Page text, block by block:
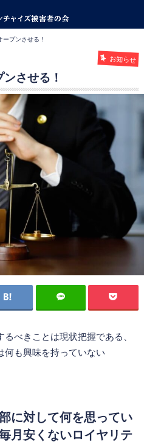
プンさせる！
お知らせ
させる！
べきことは現状把握である、
何も興味を持っていない
に対して何を思ってい
月安くないロイヤリテ